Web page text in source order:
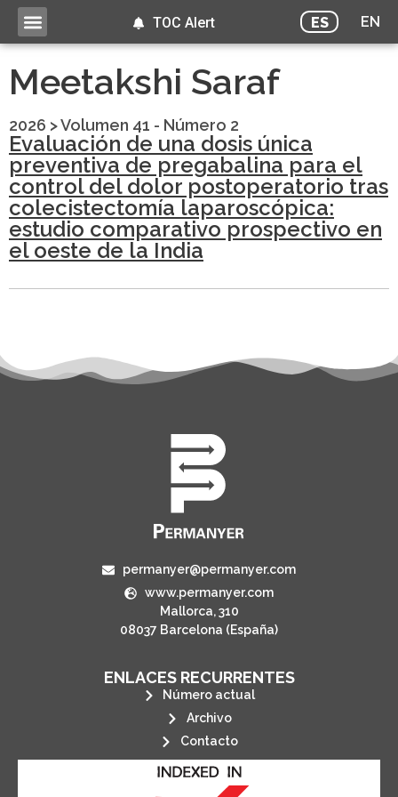
ES EN
TOC Alert
Meetakshi Saraf
2026 >Volumen 41 - Número 2
Evaluación de una dosis única
preventiva de pregabalina para el
control del dolor postoperatorio tras
colecistectomía laparoscópica:
estudio comparativo prospectivo en
el oeste de la India
permanyer@permanyer.com
www.permanyer.com
Mallorca, 310
08037 Barcelona (España)
ENLACES RECURRENTES
Número actual
Archivo
Contacto